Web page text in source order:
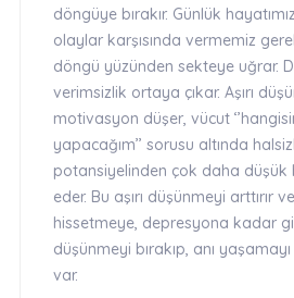
döngüye bırakır. Günlük
olaylar karşısında vermemiz
döngü yüzünden sekteye uğrar.
verimsizlik ortaya çıkar. Aşırı
motivasyon düşer, vücut
yapacağım’’ sorusu altında
potansiyelinden çok daha düşük
eder. Bu aşırı düşünmeyi arttırır
hissetmeye, depresyona kadar
düşünmeyi bırakıp, anı
var.